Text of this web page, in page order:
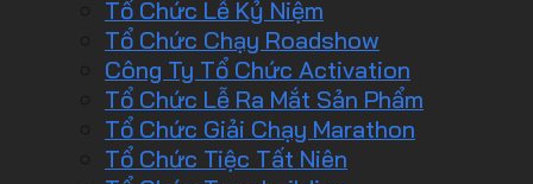
Tổ Chức Lễ Kỷ Niệm
Tổ Chức Chạy Roadshow
Công Ty Tổ Chức Activation
Tổ Chức Lễ Ra Mắt Sản Phẩm
Tổ Chức Giải Chạy Marathon
Tổ Chức Tiệc Tất Niên